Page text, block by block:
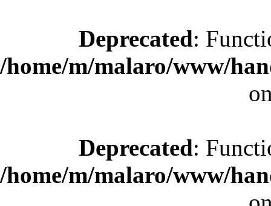
Deprecated:
/home/m/malaro/www/
Deprecated:
/home/m/malaro/www/